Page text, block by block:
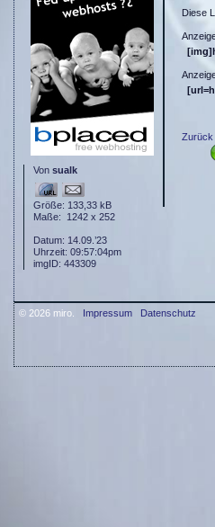
Von sualk
Größe: 133,33 kB
Maße: 1242 x 252
Datum: 14.09.’23
Uhrzeit: 09:57:04pm
imgID: 443309
Diese
Zurück
© 2026 miro. Impressum Datenschutz